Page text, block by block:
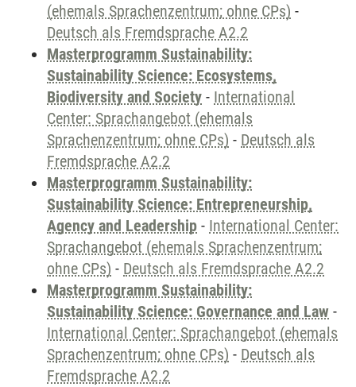
(ehemals Sprachenzentrum; ohne CPs) -
Deutsch als Fremdsprache A2.2
Masterprogramm Sustainability:
Sustainability Science: Ecosystems,
Biodiversity and Society - International
Center: Sprachangebot (ehemals
Sprachenzentrum; ohne CPs) - Deutsch als
Fremdsprache A2.2
Masterprogramm Sustainability:
Sustainability Science: Entrepreneurship,
Agency and Leadership - International Center:
Sprachangebot (ehemals Sprachenzentrum;
ohne CPs) - Deutsch als Fremdsprache A2.2
Masterprogramm Sustainability:
Sustainability Science: Governance and Law -
International Center: Sprachangebot (ehemals
Sprachenzentrum; ohne CPs) - Deutsch als
Fremdsprache A2.2